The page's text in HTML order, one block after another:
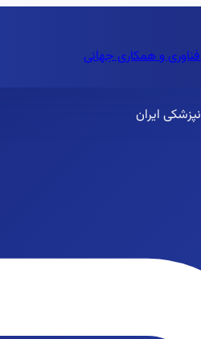
و همکاری جهانی
ایران